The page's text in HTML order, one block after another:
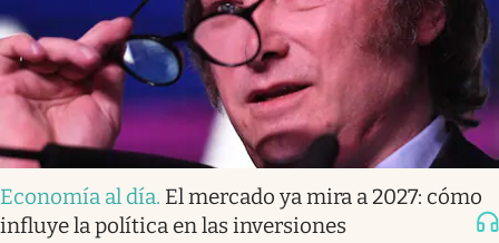
Economía al día. El mercado ya mira a 2027: cómo
influye la política en las inversiones